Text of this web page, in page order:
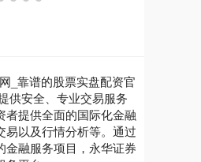
_靠谱的股票实盘配资官
供安全、专业交易服务
者提供全面的国际化金融
易以及行情分析等。通过
金融服务项目，永华证券